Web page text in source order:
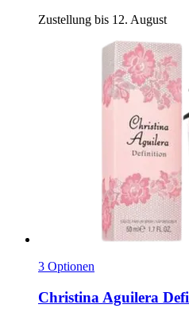
Zustellung bis 12. August
3 Optionen
Christina Aguilera